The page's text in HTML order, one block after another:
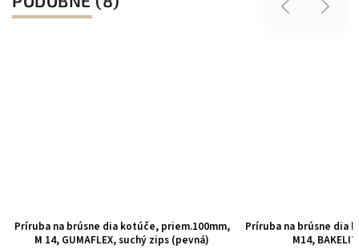
Previous
Príruba na brúsne dia kotúče, priem.100mm,
M 14, GUMAFLEX, suchý zips (pevná)
Príruba na brúsne dia
M14,
Next